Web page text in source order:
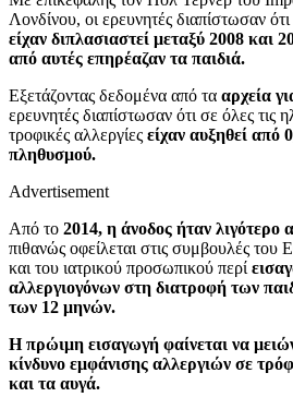
Λονδίνου, οι ερευνητές διαπίστωσαν ότι
είχαν διπλασιαστεί μεταξύ 2008 και
από αυτές επηρέαζαν τα παιδιά.
Εξετάζοντας δεδομένα από τα αρχεία
ερευνητές διαπίστωσαν ότι σε όλες τις
τροφικές αλλεργίες είχαν αυξηθεί από
πληθυσμού.
Advertisement
Από το 2014, η άνοδος ήταν λιγότερο
πιθανώς οφείλεται στις συμβουλές του
και του ιατρικού προσωπικού περί
αλλεργιογόνων στη διατροφή των
των 12 μηνών.
Η πρώιμη εισαγωγή φαίνεται να
κίνδυνο εμφάνισης αλλεργιών σε
και τα αυγά.